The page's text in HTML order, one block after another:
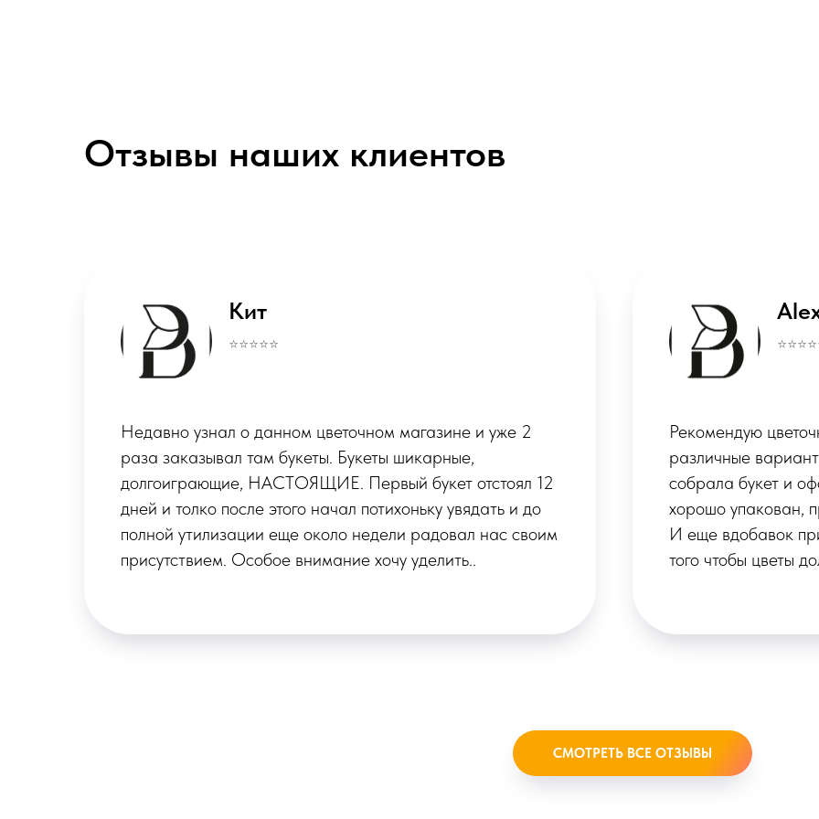
Отзывы наших клиентов
Alex
⭐️⭐️⭐️⭐️⭐️
Рекомендую цветочный магазин! Девушка предложила
различные варианты из самых свежих цветов. Быстро
собрала букет и оформила доставку. Букет был очень
хорошо упакован, приложена открытка с поздравлением.
И еще вдобавок приложено специальное средство для
того чтобы цветы дольше простояли.
Покупала цветы
восторге! С
персонал, который
цветы были
настроение. Мне
СМОТРЕТЬ ВСЕ ОТЗЫВЫ